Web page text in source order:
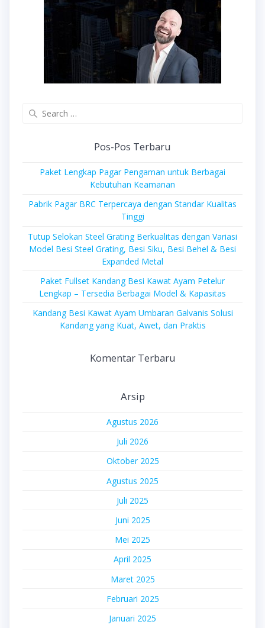
Pos-Pos Terbaru
Paket Lengkap Pagar Pengaman untuk Berbagai
Kebutuhan Keamanan
Pabrik Pagar BRC Terpercaya dengan Standar Kualitas
Tinggi
Tutup Selokan Steel Grating Berkualitas dengan Variasi
Model Besi Steel Grating, Besi Siku, Besi Behel & Besi
Expanded Metal
Paket Fullset Kandang Besi Kawat Ayam Petelur
Lengkap – Tersedia Berbagai Model & Kapasitas
Kandang Besi Kawat Ayam Umbaran Galvanis Solusi
Kandang yang Kuat, Awet, dan Praktis
Komentar Terbaru
Arsip
Agustus 2026
Juli 2026
Oktober 2025
Agustus 2025
Juli 2025
Juni 2025
Mei 2025
April 2025
Maret 2025
Februari 2025
Januari 2025